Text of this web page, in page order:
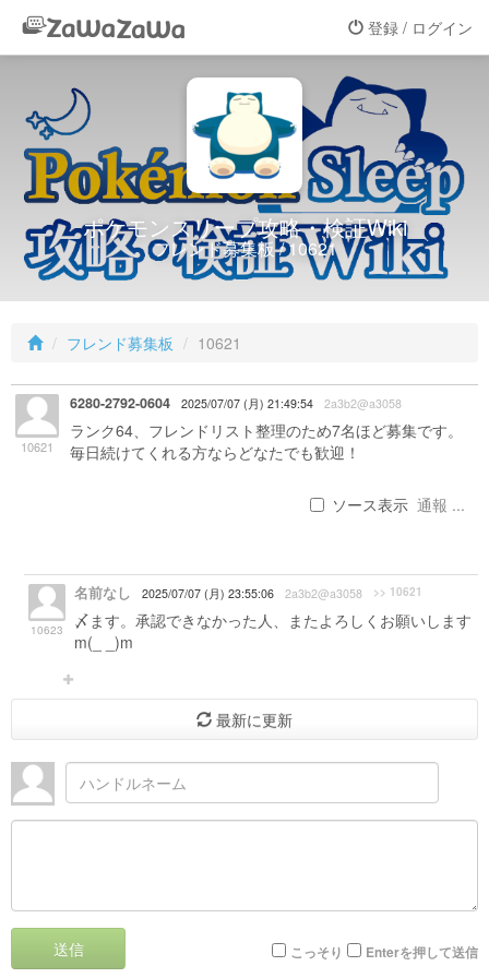
登録 / ログイン
ポケモンスリープ攻略・検証Wiki
フレンド募集板 / 10621
フレンド募集板 10621
10621
6280-2792-0604 2025/07/07 (月) 21:49:54 2a3b2@a3058
ランク64、フレンドリスト整理のため7名ほど募集です。
毎日続けてくれる方ならどなたでも歓迎！
ソース表示 通報 ...
10623
名前なし 2025/07/07 (月) 23:55:06 2a3b2@a3058 >> 10621
〆ます。承認できなかった人、またよろしくお願いします
m(_ _)m
最新に更新
送信 こっそり Enterを押して送信